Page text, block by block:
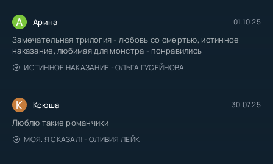
А Арина 01.10.25
Замечательная трилогия - любовь со смертью, истинное
наказание, любимая для монстра - понравились
ИСТИННОЕ НАКАЗАНИЕ - ОЛЬГА ГУСЕЙНОВА
К Ксюша 30.07.25
Люблю такие романчики
МОЯ. Я СКАЗАЛ! - ОЛИВИЯ ЛЕЙК